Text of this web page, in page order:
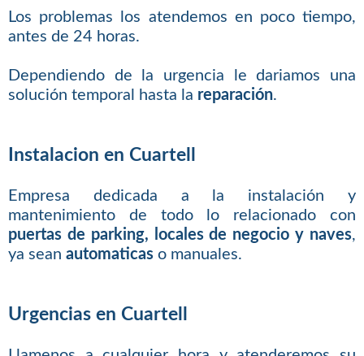
Los problemas los atendemos en poco tiempo,
antes de 24 horas.
Dependiendo de la urgencia le dariamos una
solución temporal hasta la reparación.
Instalacion en Cuartell
Empresa dedicada a la instalación y
mantenimiento de todo lo relacionado con
puertas de parking, locales de negocio y naves,
ya sean automaticaso manuales.
Urgencias en Cuartell